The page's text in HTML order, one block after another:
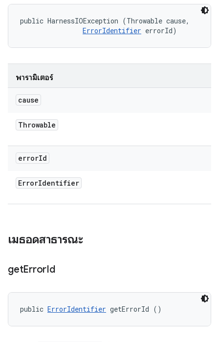
public HarnessIOException (Throwable cause,
ErrorIdentifier errorId)
พารามิเตอร์
cause
Throwable
errorId
ErrorIdentifier
เมธอดสาธารณะ
getErrorId
public ErrorIdentifier getErrorId ()